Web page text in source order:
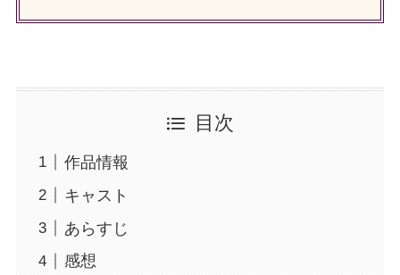
目次
作品情報
キャスト
あらすじ
感想